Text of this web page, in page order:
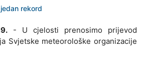
rekord
- U cjelosti prenosimo prijevod
Svjetske meteorološke organizacije